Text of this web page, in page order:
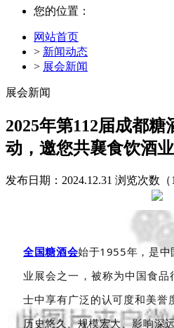
您的位置：
网站首页
> 新闻动态
> 展会新闻
展会新闻
2025年第112届成都
动，邀您共襄食饮酒
发布日期：2024.12.31 浏览次数（
全国糖酒会始于1955年，是中
业展会之一，被称为中国食品
士中享有广泛的认可度和美誉
历史悠久、规模宏大、影响深